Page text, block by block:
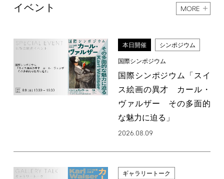
イベント MORE
本日開催 シンポジウム
国際シンポジウム
国際シンポジウム「スイ
ス絵画の異才 カール・
ヴァルザー その多面的
な魅力に迫る」
2026.08.09
ギャラリートーク